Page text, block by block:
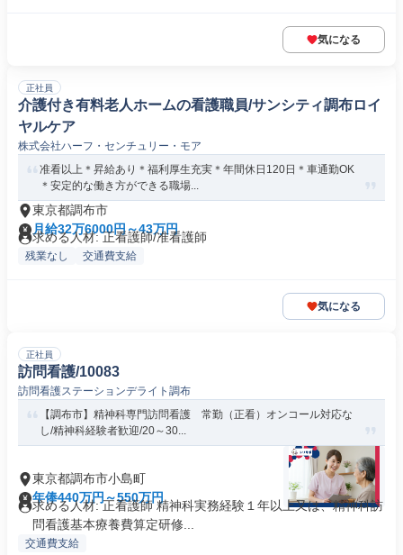
気になる
正社員
介護付き有料老人ホームの看護職員/サンシティ調布ロイ
ヤルケア
株式会社ハーフ・センチュリー・モア
准看以上＊昇給あり＊福利厚生充実＊年間休日120日＊車通勤OK
＊安定的な働き方ができる職場...
東京都調布市
月給32万6000円～43万円
求める人材: 正看護師/准看護師
残業なし 交通費支給
気になる
正社員
訪問看護/10083
訪問看護ステーションデライト調布
【調布市】精神科専門訪問看護 常勤（正看）オンコール対応な
し/精神科経験者歓迎/20～30...
東京都調布市小島町
年俸440万円～550万円
求める人材: 正看護師 精神科実務経験１年以上又は、精神科訪
問看護基本療養費算定研修...
交通費支給